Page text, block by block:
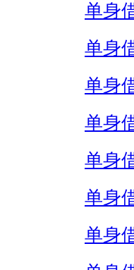
单身
单身
单身
单身
单身
单身
单身